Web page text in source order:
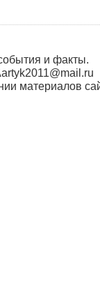
и факты.
материалов